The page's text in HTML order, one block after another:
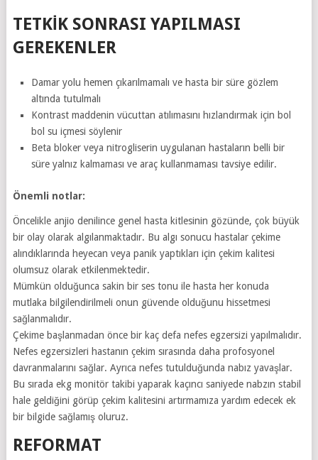
TETKİK SONRASI YAPILMASI
GEREKENLER
Damar yolu hemen çıkarılmamalı ve hasta bir süre gözlem
altında tutulmalı
Kontrast maddenin vücuttan atılımasını hızlandırmak için bol
bol su içmesi söylenir
Beta bloker veya nitrogliserin uygulanan hastaların belli bir
süre yalnız kalmaması ve araç kullanmaması tavsiye edilir.
Önemli notlar:
Öncelikle anjio denilince genel hasta kitlesinin gözünde, çok büyük
bir olay olarak algılanmaktadır. Bu algı sonucu hastalar çekime
alındıklarında heyecan veya panik yaptıkları için çekim kalitesi
olumsuz olarak etkilenmektedir.
Mümkün olduğunca sakin bir ses tonu ile hasta her konuda
mutlaka bilgilendirilmeli onun güvende olduğunu hissetmesi
sağlanmalıdır.
Çekime başlanmadan önce bir kaç defa nefes egzersizi yapılmalıdır.
Nefes egzersizleri hastanın çekim sırasında daha profosyonel
davranmalarını sağlar. Ayrıca nefes tutulduğunda nabız yavaşlar.
Bu sırada ekg monitör takibi yaparak kaçıncı saniyede nabzın stabil
hale geldiğini görüp çekim kalitesini artırmamıza yardım edecek ek
bir bilgide sağlamış oluruz.
REFORMAT